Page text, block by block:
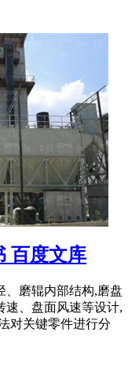
百度文库
、磨辊内部结构,磨盘
速、盘面风速等设计,
对关键零件进行分